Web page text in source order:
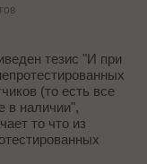
тезис "И при
(то есть все
в наличии",
то что из